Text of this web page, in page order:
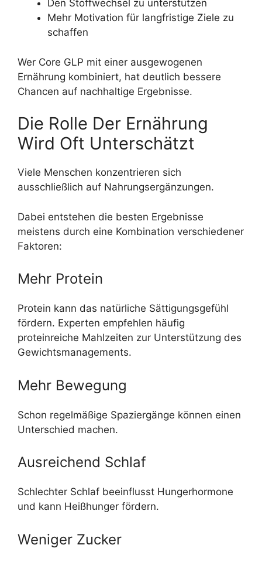
Den Stoffwechsel zu unterstützen
Mehr Motivation für langfristige Ziele zu
schaffen
Wer Core GLP mit einer ausgewogenen
Ernährung kombiniert, hat deutlich bessere
Chancen auf nachhaltige Ergebnisse.
Die Rolle Der Ernährung
Wird Oft Unterschätzt
Viele Menschen konzentrieren sich
ausschließlich auf Nahrungsergänzungen.
Dabei entstehen die besten Ergebnisse
meistens durch eine Kombination verschiedener
Faktoren:
Mehr Protein
Protein kann das natürliche Sättigungsgefühl
fördern. Experten empfehlen häufig
proteinreiche Mahlzeiten zur Unterstützung des
Gewichtsmanagements.
Mehr Bewegung
Schon regelmäßige Spaziergänge können einen
Unterschied machen.
Ausreichend Schlaf
Schlechter Schlaf beeinflusst Hungerhormone
und kann Heißhunger fördern.
Weniger Zucker